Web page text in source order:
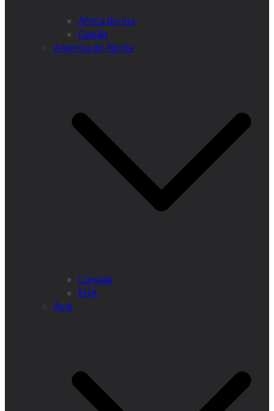
África do Sul
Gabão
América do Norte
Canadá
EUA
Ásia